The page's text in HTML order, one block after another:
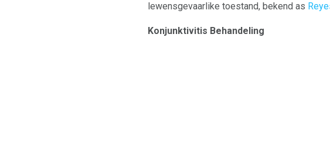
lewensgevaarlike toestand, bekend as
Konjunktivitis Behandeling